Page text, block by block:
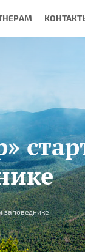
заповеднике